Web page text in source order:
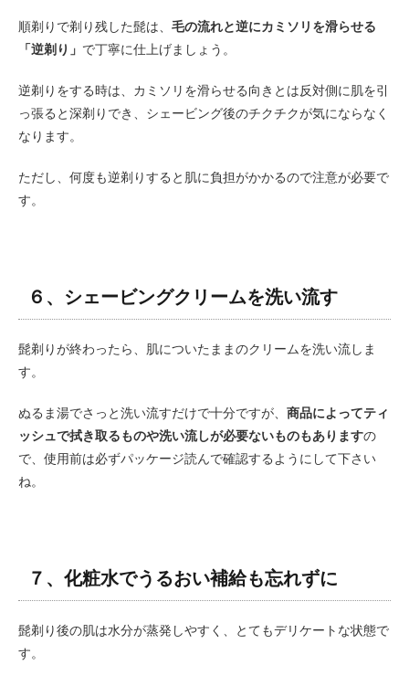
順剃りで剃り残した髭は、 毛の流れと逆にカミソリを滑らせる
「逆剃り」 で丁寧に仕上げましょう。
逆剃りをする時は、カミソリを滑らせる向きとは反対側に肌を引
っ張ると深剃りでき、シェービング後のチクチクが気にならなく
なります。
ただし、何度も逆剃りすると肌に負担がかかるので注意が必要で
す。
６、シェービングクリームを洗い流す
髭剃りが終わったら、肌についたままのクリームを洗い流しま
す。
ぬるま湯でさっと洗い流すだけで十分ですが、 商品によってティ
ッシュで拭き取るものや洗い流しが必要ないものもありますの
で、使用前は必ずパッケージ読んで確認するようにして下さい
ね。
７、化粧水でうるおい補給も忘れずに
髭剃り後の肌は水分が蒸発しやすく、とてもデリケートな状態で
す。